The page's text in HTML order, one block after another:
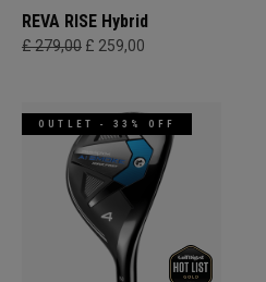
REVA RISE Hybrid
£ 279,00 £ 259,00
OUTLET - 33% OFF